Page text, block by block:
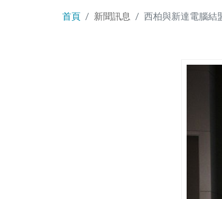
首頁 新聞訊息 西柏與新達電腦結